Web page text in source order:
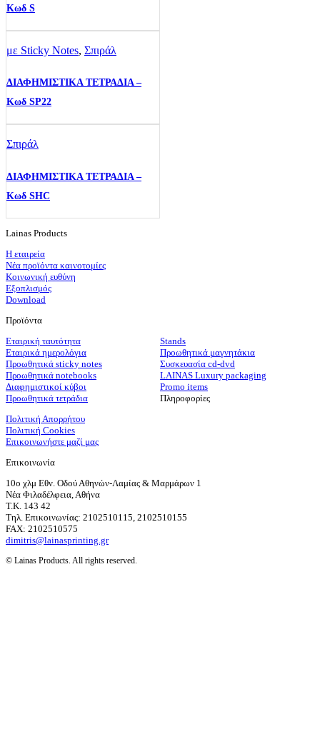
Κωδ S
με Sticky Notes, Σπιράλ
ΔΙΑΦΗΜΙΣΤΙΚΑ ΤΕΤΡΑΔΙΑ –
Κωδ SP22
Σπιράλ
ΔΙΑΦΗΜΙΣΤΙΚΑ ΤΕΤΡΑΔΙΑ –
Κωδ SHC
Lainas Products
Η εταιρεία
Νέα προϊόντα καινοτομίες
Κοινωνική ευθύνη
Εξοπλισμός
Download
Προϊόντα
Εταιρική ταυτότητα
Εταιρικά ημερολόγια
Προωθητικά sticky notes
Προωθητικά notebooks
Διαφημιστικοί κύβοι
Προωθητικά τετράδια
Stands
Προωθητικά μαγνητάκια
Συσκευασία cd-dvd
LAINAS Luxury packaging
Promo items
Πληροφορίες
Πολιτική Απορρήτου
Πολιτική Cookies
Επικοινωνήστε μαζί μας
Επικοινωνία
10ο χλμ Εθν. Οδού Αθηνών-Λαμίας & Μαρμάρων 1
Νέα Φιλαδέλφεια, Αθήνα
T.K. 143 42
Τηλ. Επικοινωνίας: 2102510115, 2102510155
FAX: 2102510575
dimitris@lainasprinting.gr
© Lainas Products. All rights reserved.